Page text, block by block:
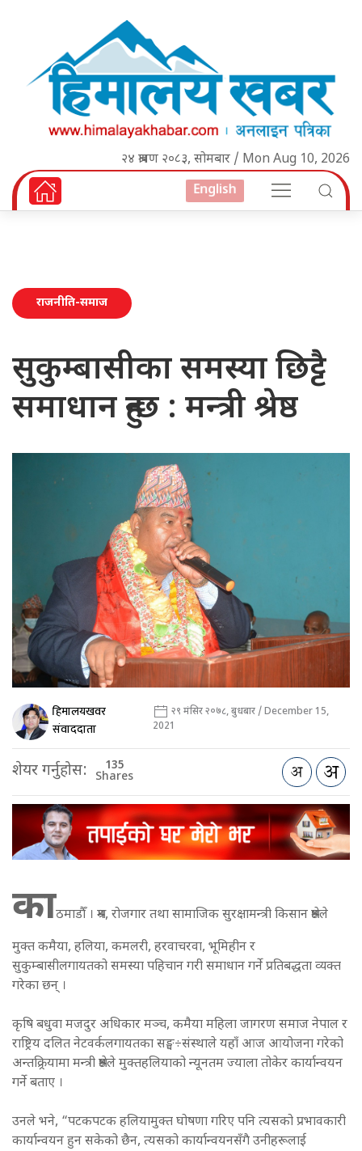
२४ श्रावण २०८३, सोमबार / Mon Aug 10, 2026
English
राजनीति-समाज
सुकुम्बासीका समस्या छिट्टै
समाधान हुन्छ : मन्त्री श्रेष्ठ
हिमालयखवर
संवाददाता
२९ मंसिर २०७८, बुधबार / December 15,
2021
शेयर गर्नुहोस: 135
Shares
काठमाडौँ । श्रम, रोजगार तथा सामाजिक सुरक्षामन्त्री किसान श्रेष्ठले
मुक्त कमैया, हलिया, कमलरी, हरवाचरवा, भूमिहीन र
सुकुम्बासीलगायतको समस्या पहिचान गरी समाधान गर्ने प्रतिबद्धता व्यक्त
गरेका छन् ।
कृषि बधुवा मजदुर अधिकार मञ्च, कमैया महिला जागरण समाज नेपाल र
राष्ट्रिय दलित नेटवर्कलगायतका सङ्घ÷संस्थाले यहाँ आज आयोजना गरेको
अन्तक्र्रियामा मन्त्री श्रेष्ठले मुक्तहलियाको न्यूनतम ज्याला तोकेर कार्यान्वयन
गर्ने बताए ।
उनले भने, “पटकपटक हलियामुक्त घोषणा गरिए पनि त्यसको प्रभावकारी
कार्यान्वयन हुन सकेको छैन, त्यसको कार्यान्वयनसँगै उनीहरूलाई